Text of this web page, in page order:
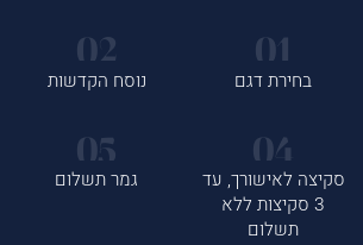
בחירת דגם נוסח הקדשות
סקיצה לאישורך, עד
3 סקיצות ללא
תשלום
גמר תשלום